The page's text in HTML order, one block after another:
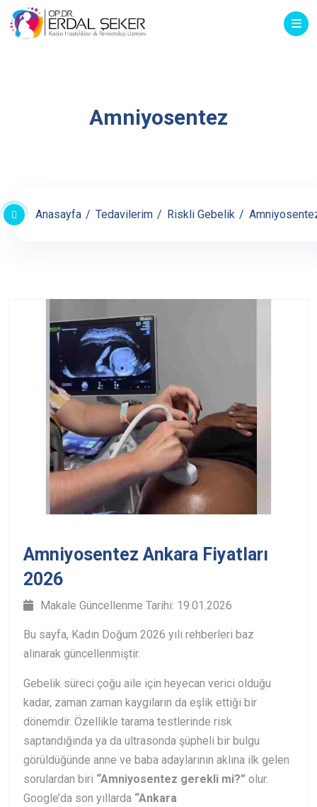
Amniyosentez
Anasayfa Tedavilerim Riskli Gebelik
Amniyosentez Ankara Fiyatları
2026
Makale Güncellenme Tarihi: 19.01.2026
Bu sayfa, Kadın Doğum 2026 yılı rehberleri baz
alınarak güncellenmiştir.
Gebelik süreci çoğu aile için heyecan verici olduğu
kadar, zaman zaman kaygıların da eşlik ettiği bir
dönemdir. Özellikle tarama testlerinde risk
saptandığında ya da ultrasonda şüpheli bir bulgu
görüldüğünde anne ve baba adaylarının aklına ilk gelen
sorulardan biri “Amniyosentez gerekli mi?” olur.
Google’da son yıllarda “Ankara